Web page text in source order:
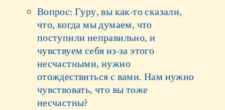
Вопрос: Гуру, вы как-то сказали,
что, когда мы думаем, что
поступили неправильно, и
чувствуем себя из-за этого
несчастными, нужно
отождествиться с вами. Нам нужно
чувствовать, что вы тоже
несчастны?